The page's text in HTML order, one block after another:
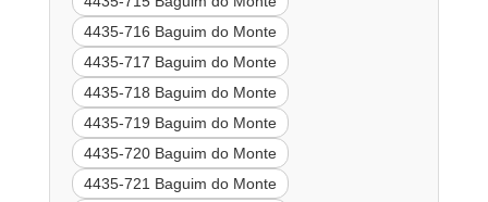
4435-716 Baguim do Monte
4435-717 Baguim do Monte
4435-718 Baguim do Monte
4435-719 Baguim do Monte
4435-720 Baguim do Monte
4435-721 Baguim do Monte